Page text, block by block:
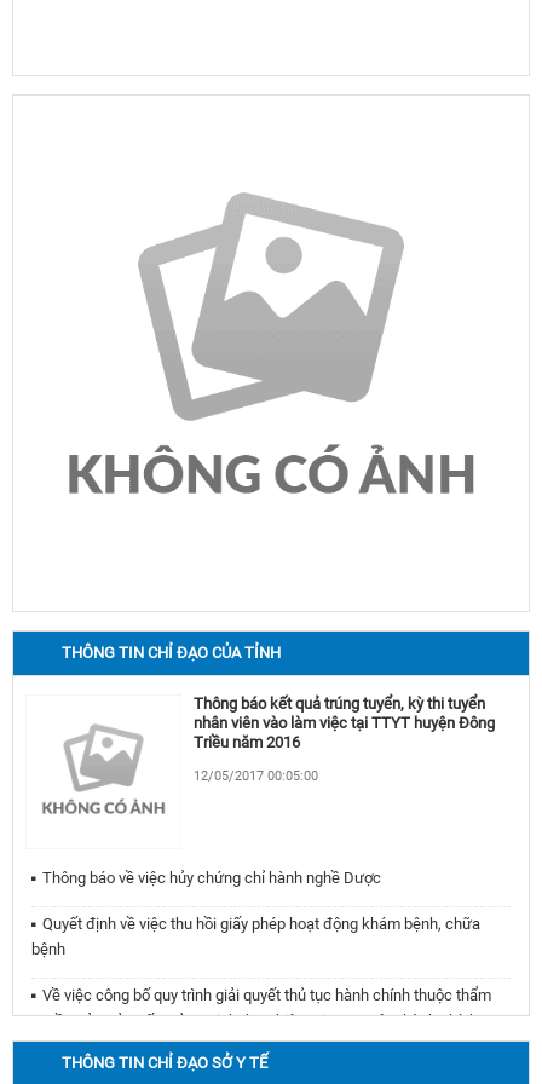
THÔNG TIN CHỈ ĐẠO CỦA TỈNH
Thông báo kết quả trúng tuyển, kỳ thi tuyển
nhân viên vào làm việc tại TTYT huyện Đông
Triều năm 2016
12/05/2017 00:05:00
Thông báo về việc hủy chứng chỉ hành nghề Dược
Quyết định về việc thu hồi giấy phép hoạt động khám bệnh, chữa
bệnh
Về việc công bố quy trình giải quyết thủ tục hành chính thuộc thẩm
quyền của Sở Y tế Quảng Ninh thực hiện tại Trung tâm hành chính
công tỉnh
THÔNG TIN CHỈ ĐẠO SỞ Y TẾ